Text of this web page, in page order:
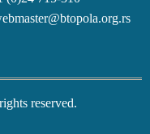
reserved.